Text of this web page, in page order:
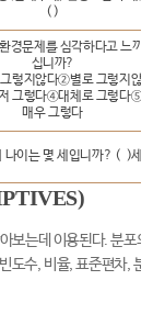
( )
경문제를 심각하다고 느끼
십니까?
렇지않다②별로 그렇지않
그렇다④대체로 그렇다⑤
매우 그렇다
나이는 몇 세입니까? ( )세
보는데 이용된다. 분포의
도수, 비율, 표준편차, 분